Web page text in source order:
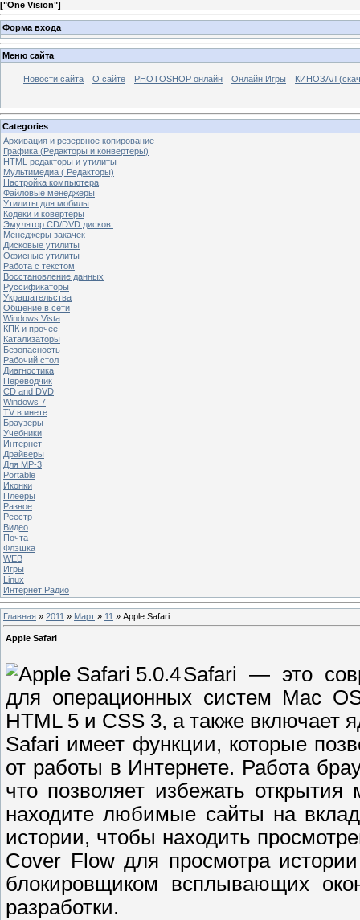
["One Vision"]
Форма входа
Меню сайта
Новости сайта О сайте PHOTOSHOP онлайн Онлайн Игры КИНОЗАЛ
Categories
Архивация и резервное копирование
Графика (Редакторы и конвертеры)
HTML редакторы и утилиты
Мультимедиа ( Редакторы)
Настройка компьютера
Файловые менеджеры
Утилиты для мобилы
Кодеки и ковертеры
Эмулятор CD/DVD дисков.
Менеджеры закачек
Дисковые утилиты
Офисные утилиты
Работа с текстом
Восстановление данных
Руссификаторы
Украшательства
Общение в сети
Windows Vista
КПК и прочее
Катализаторы
Безопасность
Рабочий стол
Диагностика
Переводчик
CD and DVD
Windows 7
TV в инете
Браузеры
Учебники
Интернет
Драйверы
Для MP-3
Portable
Иконки
Плееры
Разное
Реестр
Видео
Почта
Флэшка
WEB
Игры
Linux
Интернет Радио
Главная » 2011 » Март » 11 » Apple Safari
Apple Safari
Safari — это
для операционных систем Mac
HTML 5 и CSS 3, а также включает
Safari имеет функции, которые
от работы в Интернете. Работа
что позволяет избежать
находите любимые сайты на
истории, чтобы находить
Cover Flow для просмотра
блокировщиком всплывающих
разработки.